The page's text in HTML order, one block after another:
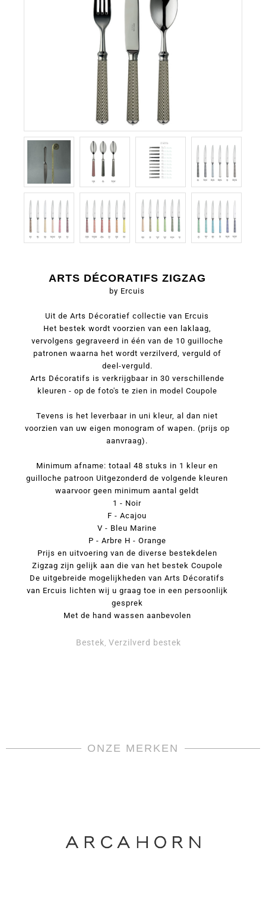
ARTS DÉCORATIFS ZIGZAG
by Ercuis
Uit de Arts Décoratief collectie van Ercuis
Het bestek wordt voorzien van een laklaag,
vervolgens gegraveerd in één van de 10 guilloche
patronen waarna het wordt verzilverd, verguld of
deel-verguld.
Arts Décoratifs is verkrijgbaar in 30 verschillende
kleuren - op de foto's te zien in model Coupole
Tevens is het leverbaar in uni kleur, al dan niet
voorzien van uw eigen monogram of wapen. (prijs op
aanvraag).
Minimum afname: totaal 48 stuks in 1 kleur en
guilloche patroon Uitgezonderd de volgende kleuren
waarvoor geen minimum aantal geldt
1 - Noir
F - Acajou
V - Bleu Marine
P - Arbre H - Orange
Prijs en uitvoering van de diverse bestekdelen
Zigzag zijn gelijk aan die van het bestek Coupole
De uitgebreide mogelijkheden van Arts Décoratifs
van Ercuis lichten wij u graag toe in een persoonlijk
gesprek
Met de hand wassen aanbevolen
Bestek, Verzilverd bestek
ONZE MERKEN